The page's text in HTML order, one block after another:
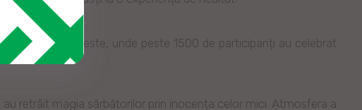
tărâm de poveste, unde peste 1500 de participanți au celebrat
retrăit magia sărbătorilor prin inocența celor mici. Atmosfera a